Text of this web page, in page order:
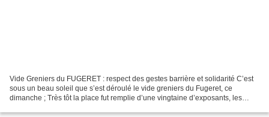
Vide Greniers du FUGERET : respect des gestes barrière et solidarité C’est
sous un beau soleil que s’est déroulé le vide greniers du Fugeret, ce
dimanche ; Très tôt la place fut remplie d’une vingtaine d’exposants, les